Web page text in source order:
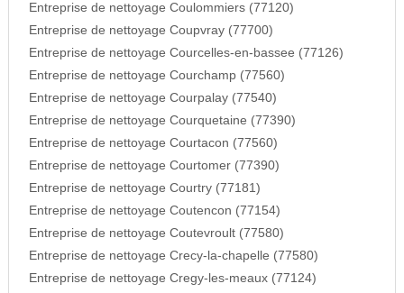
Entreprise de nettoyage Coulommiers (77120)
Entreprise de nettoyage Coupvray (77700)
Entreprise de nettoyage Courcelles-en-bassee (77126)
Entreprise de nettoyage Courchamp (77560)
Entreprise de nettoyage Courpalay (77540)
Entreprise de nettoyage Courquetaine (77390)
Entreprise de nettoyage Courtacon (77560)
Entreprise de nettoyage Courtomer (77390)
Entreprise de nettoyage Courtry (77181)
Entreprise de nettoyage Coutencon (77154)
Entreprise de nettoyage Coutevroult (77580)
Entreprise de nettoyage Crecy-la-chapelle (77580)
Entreprise de nettoyage Cregy-les-meaux (77124)